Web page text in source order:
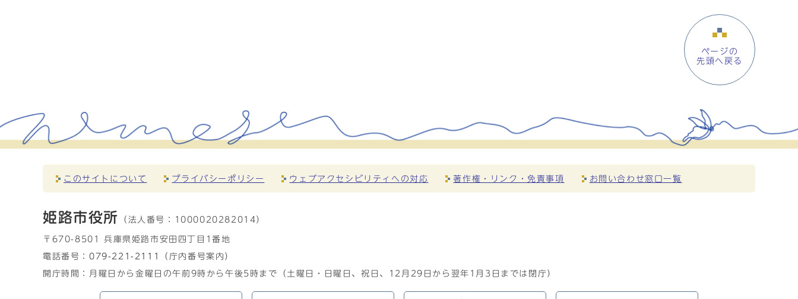
ページの
先頭へ戻る
このサイトについて プライバシーポリシー ウェブアクセシビリティへの対応 著作権・リンク・免責事項 お問い合わせ窓口一覧
姫路市役所 （法人番号： 1000020282014）
〒670-8501 兵庫県姫路市安田四丁目1番地
電話番号： 079-221-2111
（庁内番号案内）
開庁時間：月曜日から金曜日の午前9時から午後5時まで（土曜日・日曜日、祝日、12月29日から翌年1月3日までは閉庁）